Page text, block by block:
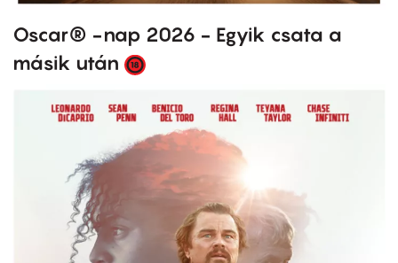
Oscar® -nap 2026 - Egyik csata a
másik után